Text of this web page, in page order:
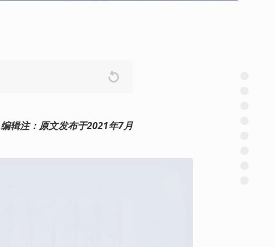
编辑注：原文发布于2021年7月